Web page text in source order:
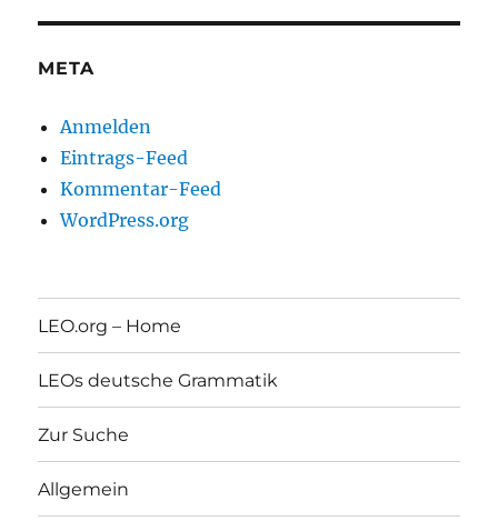
META
Anmelden
Eintrags-Feed
Kommentar-Feed
WordPress.org
LEO.org – Home
LEOs deutsche Grammatik
Zur Suche
Allgemein